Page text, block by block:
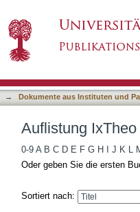
→
Dokumente aus Instituten und
Auflistung
0-9 A B C D E F G H J K L
Oder geben Sie die ersten
Sortiert nach: